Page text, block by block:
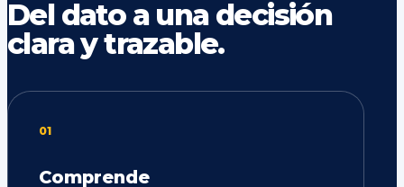
Del dato a una decisión
clara y trazable.
01
Comprende